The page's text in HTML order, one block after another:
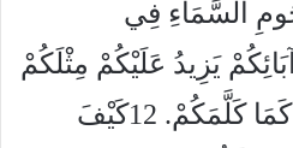
السَّمَاءِ فِي
إِلهُ آبَائِكُمْ يَزِيدُ عَلَيْكُمْ مِثْلَكُمْ
أَلْفَ مَرَّةٍ، وَيُبَارِكُكُمْ كَمَا كَلَّمَكُمْ. 12كَيْفَ